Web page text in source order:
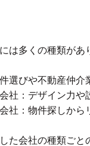
は多くの種類があ
選びや不動産仲介
社：デザイン力や
：物件探しから
た会社の種類ご